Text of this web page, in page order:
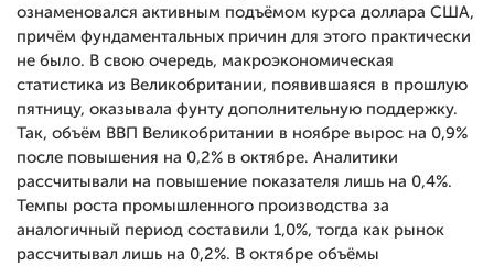
ознаменовался активным подъёмом курса доллара США,
причём фундаментальных причин для этого практически
не было. В свою очередь, макроэкономическая
статистика из Великобритании, появившаяся в прошлую
пятницу, оказывала фунту дополнительную поддержку.
Так, объём ВВП Великобритании в ноябре вырос на 0,9%
после повышения на 0,2% в октябре. Аналитики
рассчитывали на повышение показателя лишь на 0,4%.
Темпы роста промышленного производства за
аналогичный период составили 1,0%, тогда как рынок
рассчитывал лишь на 0,2%. В октябре объёмы